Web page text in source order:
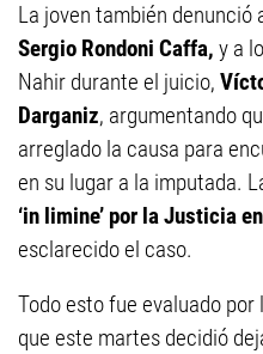
La joven también denunció
Sergio Rondoni Caffa, y a
Nahir durante el juicio,
Darganiz, argumentando
arreglado la causa para
en su lugar a la imputada.
‘in limine’ por la Justicia
esclarecido el caso.
Todo esto fue evaluado
que este martes decidió